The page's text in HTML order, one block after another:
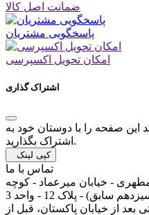
ضمانت اصل کالا
پاسخگویی مشتریان
امکان تحویل اکسپرسی
اشتراک گذاری
این صفحه را با دوستان خود به
اشتراک بگذارید.
کپی لینک
تماس با ما
- خیابان میرعماد - کوچه
سابق) - پلاک 12 - واحد 3
بعد از خیابان پاکستان، قبل از